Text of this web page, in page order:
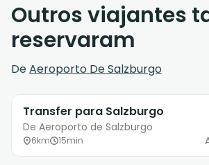
Outros viajantes
reservaram
DeAeroporto De Salzburgo
Transfer para Salzburgo
De Aeroporto de Salzburgo
6km 15min